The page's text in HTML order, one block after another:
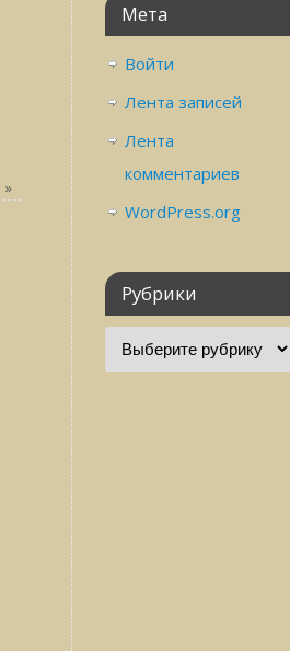
»
Мета
Войти
Лента записей
Лента
комментариев
WordPress.org
Рубрики